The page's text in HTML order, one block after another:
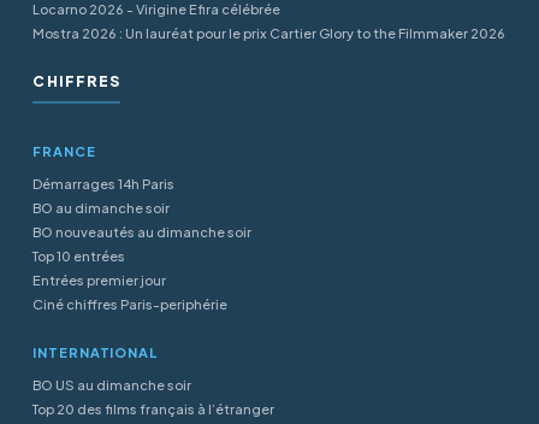
Locarno 2026 - Virigine Efira célébrée
Mostra 2026 : Un lauréat pour le prix Cartier Glory to the Filmmaker 2026
CHIFFRES
FRANCE
Démarrages 14h Paris
BO au dimanche soir
BO nouveautés au dimanche soir
Top 10 entrées
Entrées premier jour
Ciné chiffres Paris-periphérie
INTERNATIONAL
BO US au dimanche soir
Top 20 des films français à l’étranger